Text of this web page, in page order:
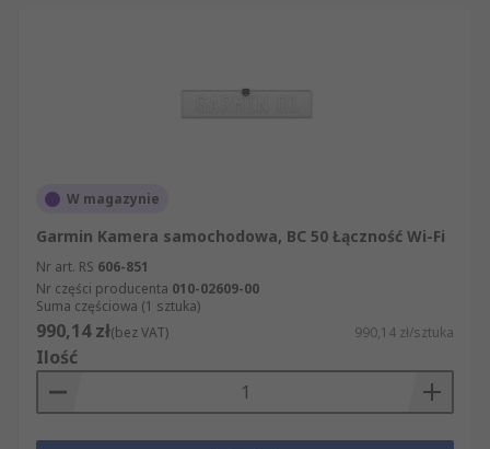
W magazynie
Garmin Kamera samochodowa, BC 50 Łączność Wi-Fi
Nr art. RS 606-851
Nr części producenta 010-02609-00
Suma częściowa (1 sztuka)
990,14 zł(bez VAT) 990,14 zł/sztuka
Ilość